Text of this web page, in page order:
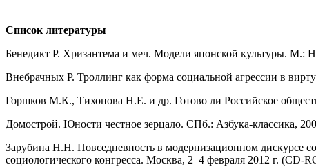
Список литературы
Бенедикт Р. Хризантема и меч. Модели японской культуры. М.:
Внебрачных Р. Троллинг как форма социальной агрессии в
Горшков М.К., Тихонова Н.Е. и др. Готово ли Российское
Домострой. Юности честное зерцало. СПб.: Азбука-классика,
Зарубина Н.Н. Повседневность в модернизационном дискурсе
социологического конгресса. Москва, 2–4 февраля 2012 г. (CD-